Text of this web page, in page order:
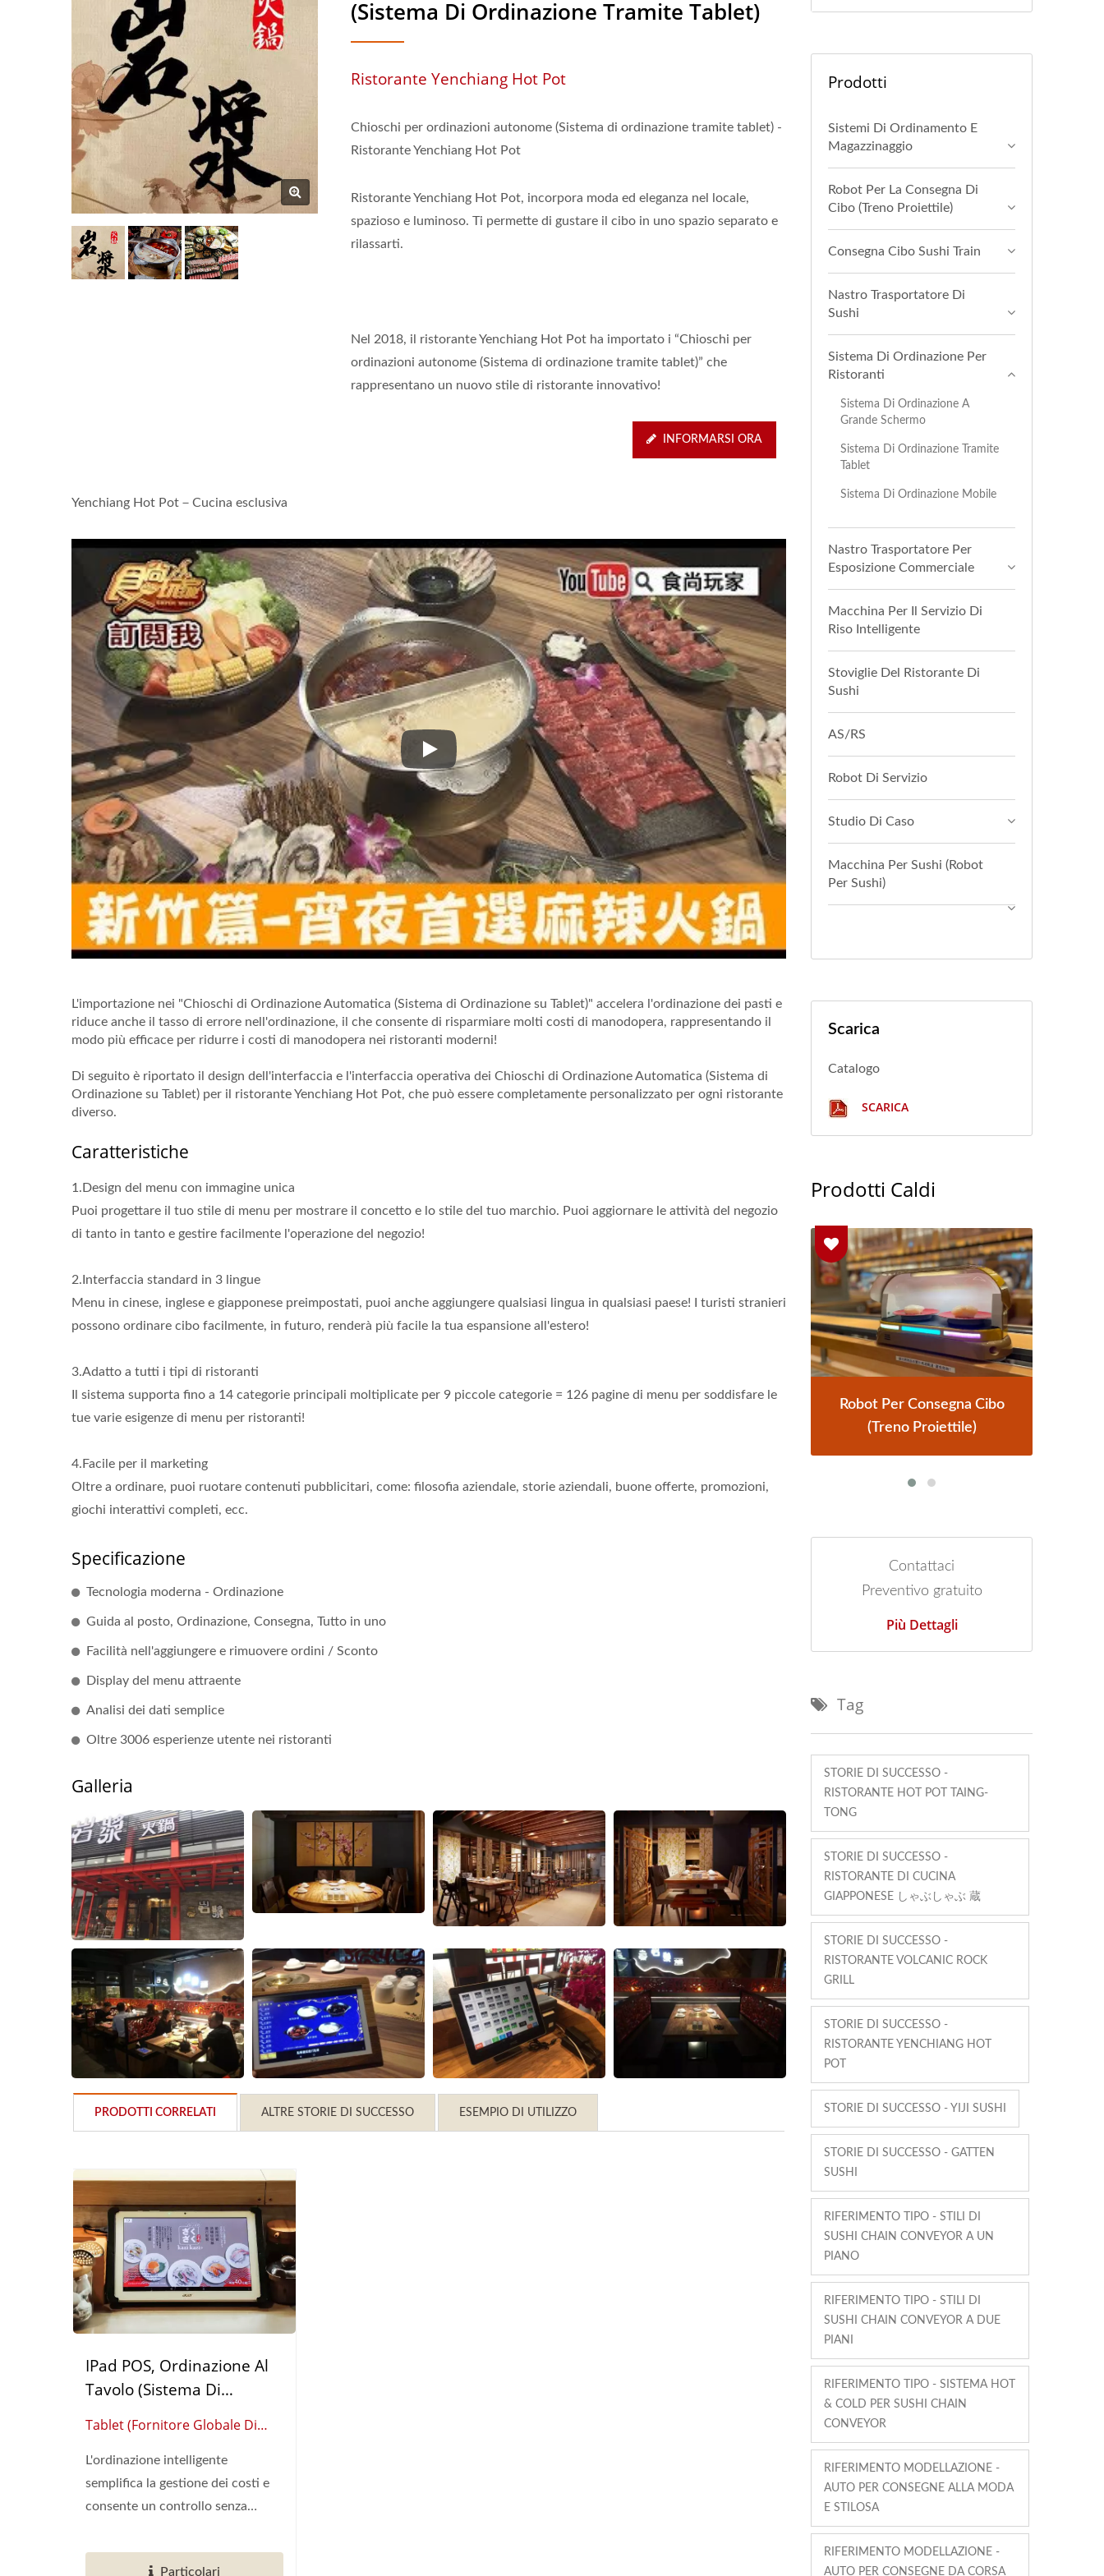
(sistema Di Ordinazione Tramite Tablet)
Ristorante Yenchiang Hot Pot
Chioschi per ordinazioni autonome (Sistema di ordinazione tramite tablet) -
Ristorante Yenchiang Hot Pot
Ristorante Yenchiang Hot Pot, incorpora moda ed eleganza nel locale,
spazioso e luminoso. Ti permette di gustare il cibo in uno spazio separato e
rilassarti.
Nel 2018, il ristorante Yenchiang Hot Pot ha importato i “Chioschi per
ordinazioni autonome (Sistema di ordinazione tramite tablet)” che
rappresentano un nuovo stile di ristorante innovativo!
INFORMARSI ORA
Yenchiang Hot Pot－Cucina esclusiva
Yenchiang Hot Pot－Cucina esclusiva
L'importazione nei "Chioschi di Ordinazione Automatica (Sistema di Ordinazione su Tablet)" accelera l'ordinazione dei pasti e
riduce anche il tasso di errore nell'ordinazione, il che consente di risparmiare molti costi di manodopera, rappresentando il
modo più efficace per ridurre i costi di manodopera nei ristoranti moderni!
Di seguito è riportato il design dell'interfaccia e l'interfaccia operativa dei Chioschi di Ordinazione Automatica (Sistema di
Ordinazione su Tablet) per il ristorante Yenchiang Hot Pot, che può essere completamente personalizzato per ogni ristorante
diverso.
Caratteristiche
1.Design del menu con immagine unica
Puoi progettare il tuo stile di menu per mostrare il concetto e lo stile del tuo marchio. Puoi aggiornare le attività del negozio
di tanto in tanto e gestire facilmente l'operazione del negozio!
2.Interfaccia standard in 3 lingue
Menu in cinese, inglese e giapponese preimpostati, puoi anche aggiungere qualsiasi lingua in qualsiasi paese! I turisti stranieri
possono ordinare cibo facilmente, in futuro, renderà più facile la tua espansione all'estero!
3.Adatto a tutti i tipi di ristoranti
Il sistema supporta fino a 14 categorie principali moltiplicate per 9 piccole categorie = 126 pagine di menu per soddisfare le
tue varie esigenze di menu per ristoranti!
4.Facile per il marketing
Oltre a ordinare, puoi ruotare contenuti pubblicitari, come: filosofia aziendale, storie aziendali, buone offerte, promozioni,
giochi interattivi completi, ecc.
Specificazione
Tecnologia moderna - Ordinazione
Guida al posto, Ordinazione, Consegna, Tutto in uno
Facilità nell'aggiungere e rimuovere ordini / Sconto
Display del menu attraente
Analisi dei dati semplice
Oltre 3006 esperienze utente nei ristoranti
Galleria
PRODOTTI CORRELATI ALTRE STORIE DI SUCCESSO ESEMPIO DI UTILIZZO
IPad POS, Ordinazione Al
Tavolo (Sistema Di
Ordinazione Al Tavolo)
Tablet (Fornitore Globale Di
L'ordinazione intelligente
semplifica la gestione dei costi e
consente un controllo senza
Particolari
Prodotti
Sistemi Di Ordinamento E
Magazzinaggio
Robot Per La Consegna Di
Cibo (Treno Proiettile)
Consegna Cibo Sushi Train
Nastro Trasportatore Di
Sushi
Sistema Di Ordinazione Per
Ristoranti
Sistema Di Ordinazione A
Grande Schermo
Sistema Di Ordinazione Tramite
Tablet
Sistema Di Ordinazione Mobile
Nastro Trasportatore Per
Esposizione Commerciale
Macchina Per Il Servizio Di
Riso Intelligente
Stoviglie Del Ristorante Di
Sushi
AS/RS
Robot Di Servizio
Studio Di Caso
Macchina Per Sushi (Robot
Per Sushi)
Scarica
Catalogo
SCARICA
Prodotti Caldi
Robot Per Consegna Cibo
(Treno Proiettile)
Sistema Di Consegna Cibo
Robot Per Consegna Cibo
Sistema Di Consegna Cibo
Treno
Contattaci
Preventivo gratuito
Più Dettagli
Tag
STORIE DI SUCCESSO -
RISTORANTE HOT POT TAING-
TONG
STORIE DI SUCCESSO -
RISTORANTE DI CUCINA
GIAPPONESE しゃぶしゃぶ 蔵
STORIE DI SUCCESSO -
RISTORANTE VOLCANIC ROCK
GRILL
STORIE DI SUCCESSO -
RISTORANTE YENCHIANG HOT
POT
STORIE DI SUCCESSO - YIJI SUSHI
STORIE DI SUCCESSO - GATTEN
SUSHI
RIFERIMENTO TIPO - STILI DI
SUSHI CHAIN CONVEYOR A UN
PIANO
RIFERIMENTO TIPO - STILI DI
SUSHI CHAIN CONVEYOR A DUE
PIANI
RIFERIMENTO TIPO - SISTEMA HOT
& COLD PER SUSHI CHAIN
CONVEYOR
RIFERIMENTO MODELLAZIONE -
AUTO PER CONSEGNE ALLA MODA
E STILOSA
RIFERIMENTO MODELLAZIONE -
AUTO PER CONSEGNE DA CORSA